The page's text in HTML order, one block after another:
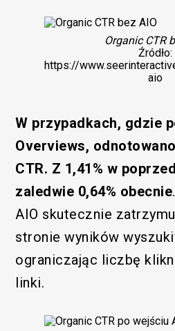
Organic CTR
Źródło:
https://
aio
W przypadkach, gdzie
Overviews,
CTR. Z 1,41% w
zaledwie 0,64% obecnie
AIO skutecznie
stronie wyników
ograniczając liczbę
linki.